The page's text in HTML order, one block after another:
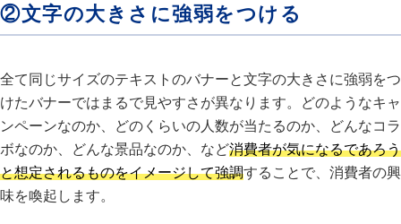
②文字の大きさに強弱をつける
全て同じサイズのテキストのバナーと文字の大きさに強弱をつ
けたバナーではまるで見やすさが異なります。どのようなキャ
ンペーンなのか、どのくらいの人数が当たるのか、どんなコラ
ボなのか、どんな景品なのか、など消費者が気になるであろう
と想定されるものをイメージして強調することで、消費者の興
味を喚起します。